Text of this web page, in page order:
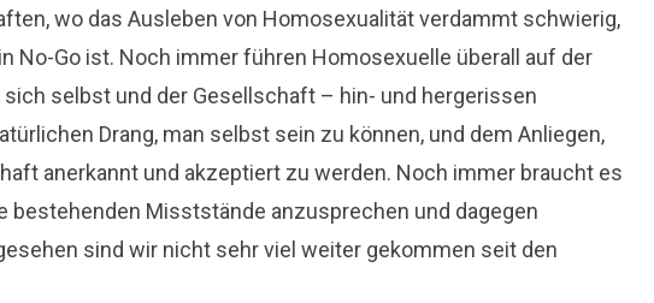
wo das Ausleben von Homosexualität verdammt schwierig,
No-Go ist. Noch immer führen Homosexuelle überall auf der
selbst und der Gesellschaft – hin- und hergerissen
Drang, man selbst sein zu können, und dem Anliegen,
anerkannt und akzeptiert zu werden. Noch immer braucht es
bestehenden Misststände anzusprechen und dagegen
sind wir nicht sehr viel weiter gekommen seit den